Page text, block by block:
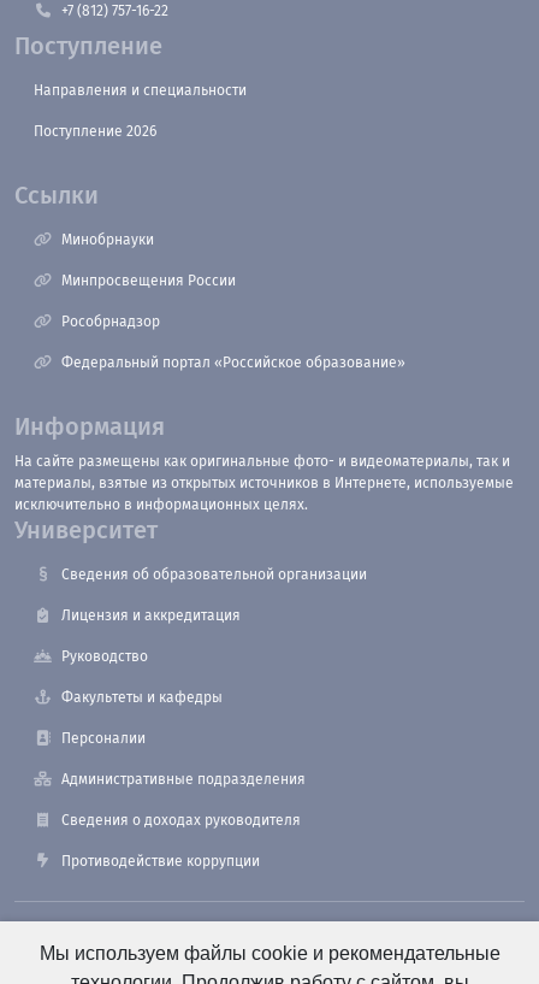
+7 (812) 757-16-22
Поступление
Направления и специальности
Поступление 2026
Ссылки
Минобрнауки
Минпросвещения России
Рособрнадзор
Федеральный портал «Российское образование»
Информация
На сайте размещены как оригинальные фото- и видеоматериалы, так и
материалы, взятые из открытых источников в Интернете, используемые
исключительно в информационных целях.
Университет
Сведения об образовательной организации
Лицензия и аккредитация
Руководство
Факультеты и кафедры
Персоналии
Административные подразделения
Сведения о доходах руководителя
Противодействие коррупции
190121, Санкт-Петербург, ул. Лоцманская, 3
Мы используем файлы cookie и рекомендательные